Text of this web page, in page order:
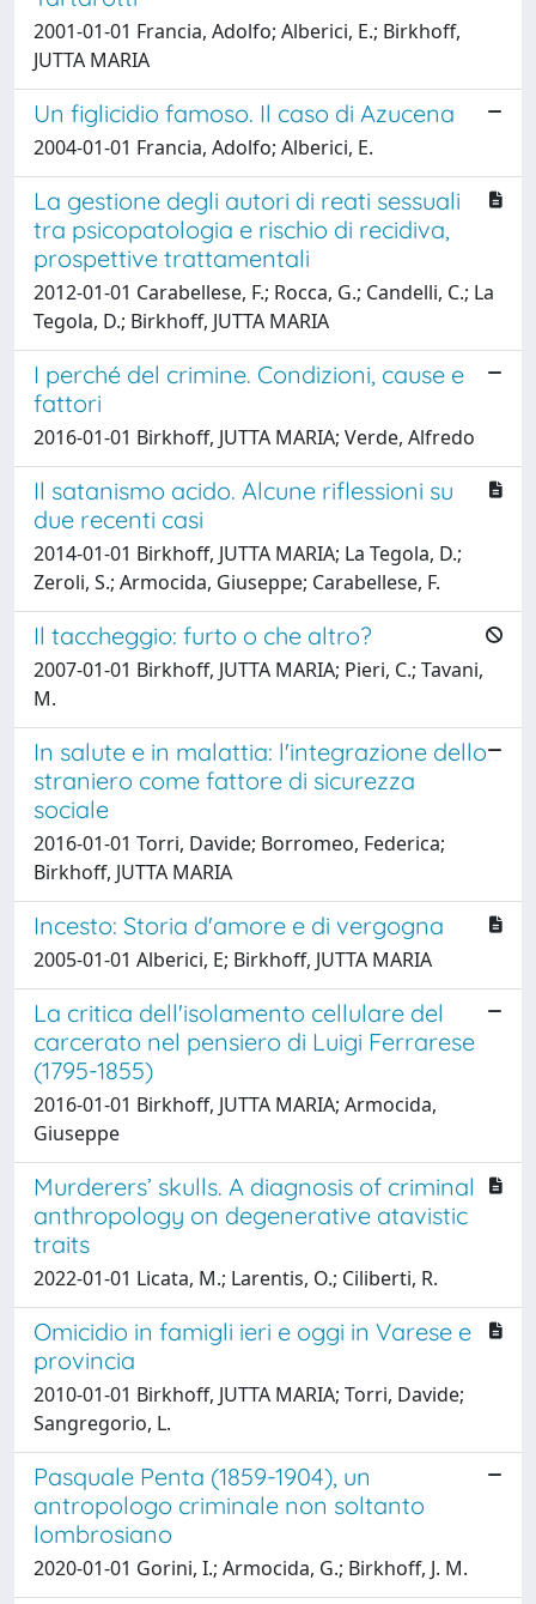
2001-01-01 Francia, Adolfo; Alberici, E.; Birkhoff,
JUTTA MARIA
Un figlicidio famoso. Il caso di Azucena
2004-01-01 Francia, Adolfo; Alberici, E.
La gestione degli autori di reati sessuali
tra psicopatologia e rischio di recidiva,
prospettive trattamentali
2012-01-01 Carabellese, F.; Rocca, G.; Candelli, C.; La
Tegola, D.; Birkhoff, JUTTA MARIA
I perché del crimine. Condizioni, cause e
fattori
2016-01-01 Birkhoff, JUTTA MARIA; Verde, Alfredo
Il satanismo acido. Alcune riflessioni su
due recenti casi
2014-01-01 Birkhoff, JUTTA MARIA; La Tegola, D.;
Zeroli, S.; Armocida, Giuseppe; Carabellese, F.
Il taccheggio: furto o che altro?
2007-01-01 Birkhoff, JUTTA MARIA; Pieri, C.; Tavani,
M.
In salute e in malattia: l'integrazione dello
straniero come fattore di sicurezza
sociale
2016-01-01 Torri, Davide; Borromeo, Federica;
Birkhoff, JUTTA MARIA
Incesto: Storia d'amore e di vergogna
2005-01-01 Alberici, E; Birkhoff, JUTTA MARIA
La critica dell'isolamento cellulare del
carcerato nel pensiero di Luigi Ferrarese
(1795-1855)
2016-01-01 Birkhoff, JUTTA MARIA; Armocida,
Giuseppe
Murderers’ skulls. A diagnosis of criminal
anthropology on degenerative atavistic
traits
2022-01-01 Licata, M.; Larentis, O.; Ciliberti, R.
Omicidio in famigli ieri e oggi in Varese e
provincia
2010-01-01 Birkhoff, JUTTA MARIA; Torri, Davide;
Sangregorio, L.
Pasquale Penta (1859-1904), un
antropologo criminale non soltanto
lombrosiano
2020-01-01 Gorini, I.; Armocida, G.; Birkhoff, J. M.